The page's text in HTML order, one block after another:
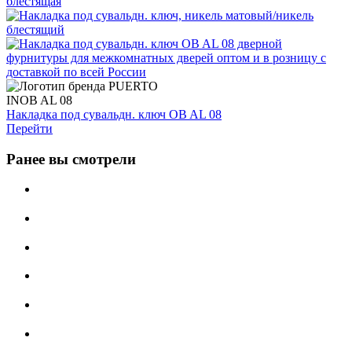
INOB AL 08
Накладка под сувальдн. ключ OB AL 08
Перейти
Ранее вы смотрели